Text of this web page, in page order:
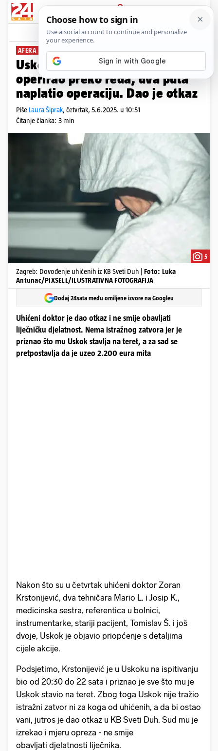
PRIJAVA
News Komentari
AFERA SVETI DUH
Uskok objavio detalje: Tri puta
operirao preko reda, dva puta
naplatio operaciju. Dao je otkaz
Piše Laura Šiprak, četvrtak, 5.6.2025. u 10:51
Čitanje članka: 3 min
5
Zagreb: Dovođenje uhićenih iz KB Sveti Duh | Foto: Luka
Antunac/PIXSELL/ILUSTRATIVNA FOTOGRAFIJA
Dodaj 24sata među omiljene izvore na Googleu
Uhićeni doktor je dao otkaz i ne smije obavljati
liječničku djelatnost. Nema istražnog zatvora jer je
priznao što mu Uskok stavlja na teret, a za sad se
pretpostavlja da je uzeo 2.200 eura mita
Nakon što su u četvrtak uhićeni doktor Zoran
Krstonijević, dva tehničara Mario L. i Josip K.,
medicinska sestra, referentica u bolnici,
instrumentarke, stariji pacijent, Tomislav Š. i još
dvoje, Uskok je objavio priopćenje s detaljima
cijele akcije.
Podsjetimo, Krstonijević je u Uskoku na ispitivanju
bio od 20:30 do 22 sata i priznao je sve što mu je
Uskok stavio na teret. Zbog toga Uskok nije tražio
istražni zatvor ni za koga od uhićenih, a da bi ostao
vani, jutros je dao otkaz u KB Sveti Duh. Sud mu je
izrekao i mjeru opreza - ne smije
obavljati djelatnosti liječnika.